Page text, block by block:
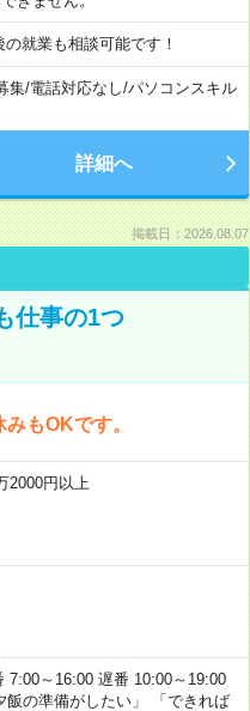
就業も相談可能です！
集/電話対応なし/パソコンスキル
詳細へ
掲載日：2026.08.07
仕事の1つ
もOKです。
円以上
7:00～16:00 遅番 10:00～19:00
の準備がしたい」 「できれば